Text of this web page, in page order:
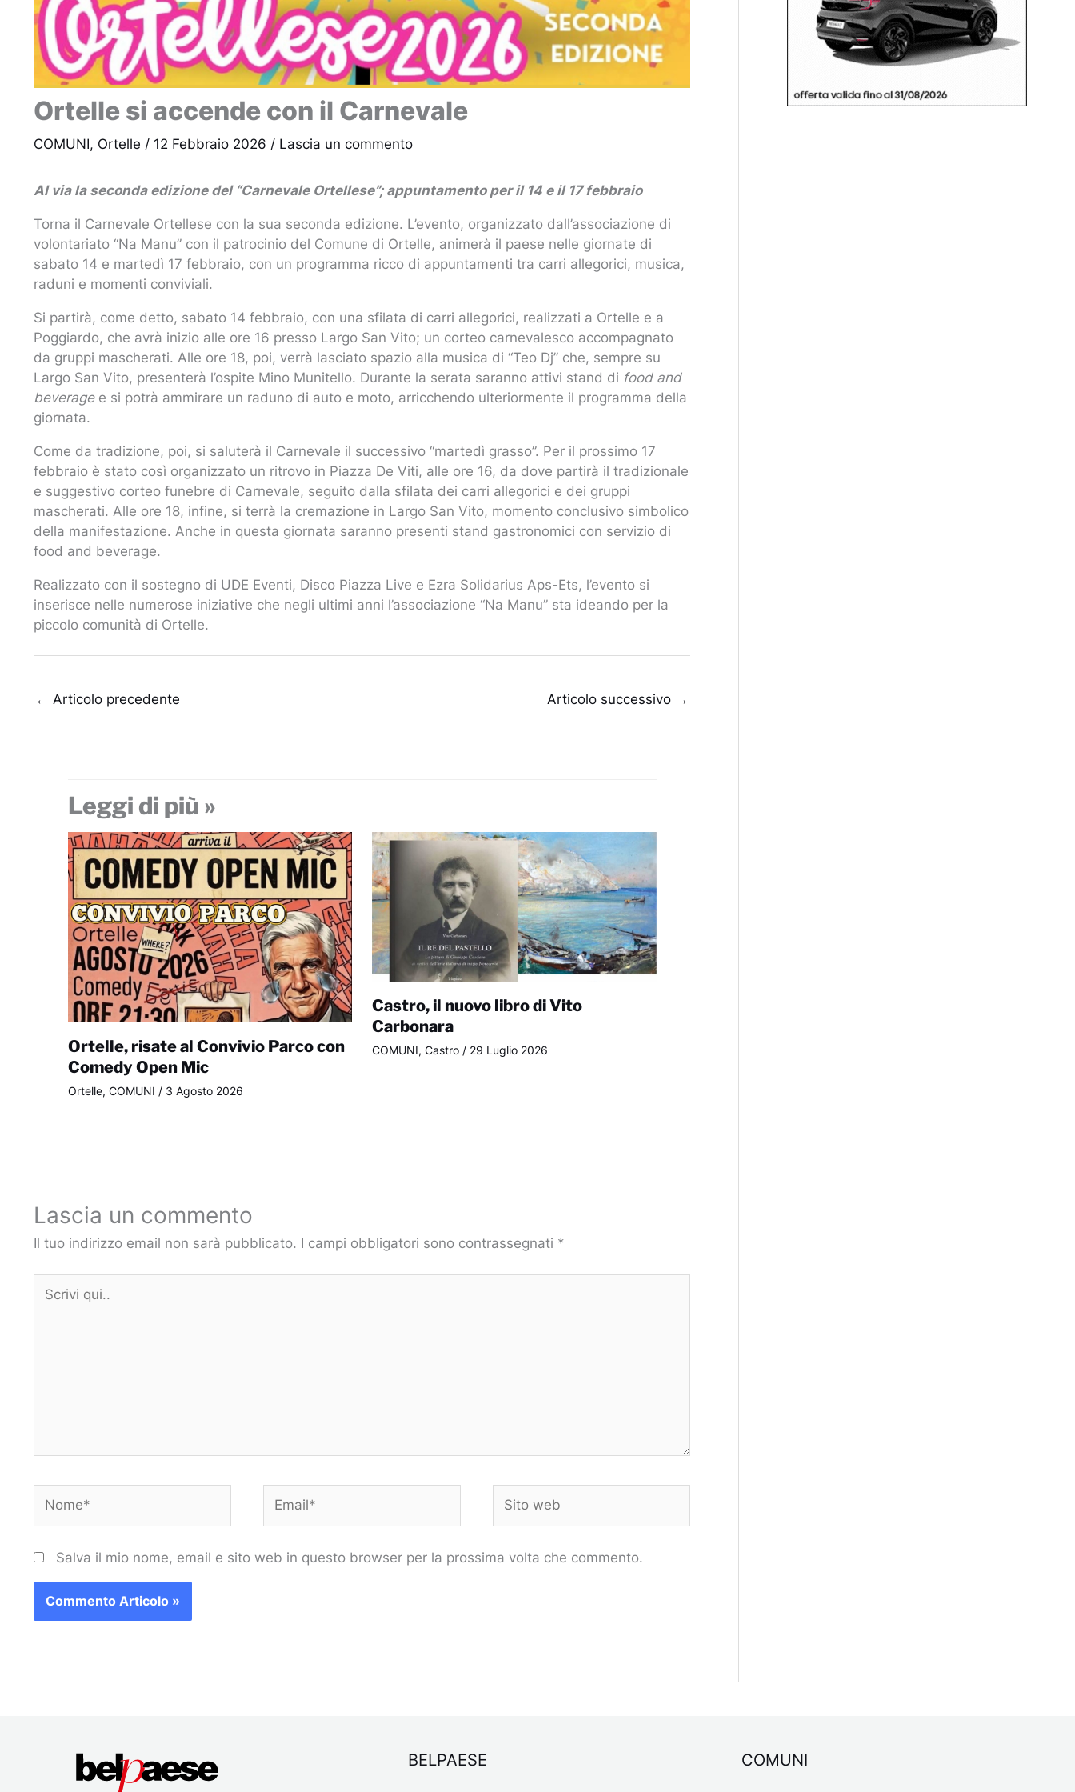
Ortelle si accende con il Carnevale
COMUNI, Ortelle / 12 Febbraio 2026 / Lascia un commento
Al via la seconda edizione del “Carnevale Ortellese”; appuntamento per il 14 e il 17 febbraio
Torna il Carnevale Ortellese con la sua seconda edizione. L’evento, organizzato dall’associazione di
volontariato “Na Manu” con il patrocinio del Comune di Ortelle, animerà il paese nelle giornate di
sabato 14 e martedì 17 febbraio, con un programma ricco di appuntamenti tra carri allegorici, musica,
raduni e momenti conviviali.
Si partirà, come detto, sabato 14 febbraio, con una sfilata di carri allegorici, realizzati a Ortelle e a
Poggiardo, che avrà inizio alle ore 16 presso Largo San Vito; un corteo carnevalesco accompagnato
da gruppi mascherati. Alle ore 18, poi, verrà lasciato spazio alla musica di “Teo Dj” che, sempre su
Largo San Vito, presenterà l’ospite Mino Munitello. Durante la serata saranno attivi stand di food and
beveragee si potrà ammirare un raduno di auto e moto, arricchendo ulteriormente il programma della
giornata.
Come da tradizione, poi, si saluterà il Carnevale il successivo “martedì grasso”. Per il prossimo 17
febbraio è stato così organizzato un ritrovo in Piazza De Viti, alle ore 16, da dove partirà il tradizionale
e suggestivo corteo funebre di Carnevale, seguito dalla sfilata dei carri allegorici e dei gruppi
mascherati. Alle ore 18, infine, si terrà la cremazione in Largo San Vito, momento conclusivo simbolico
della manifestazione. Anche in questa giornata saranno presenti stand gastronomici con servizio di
food and beverage.
Realizzato con il sostegno di UDE Eventi, Disco Piazza Live e Ezra Solidarius Aps-Ets, l’evento si
inserisce nelle numerose iniziative che negli ultimi anni l’associazione “Na Manu” sta ideando per la
piccolo comunità di Ortelle.
← Articolo precedente Articolo successivo →
Leggi di più »
Ortelle, risate al Convivio Parco con
Comedy Open Mic
Ortelle, COMUNI / 3 Agosto 2026
Castro, il nuovo libro di Vito
Carbonara
COMUNI, Castro / 29 Luglio 2026
Lascia un commento
Il tuo indirizzo email non sarà pubblicato. I campi obbligatori sono contrassegnati *
qui..
web
Salva il mio nome, email e sito web in questo browser per la prossima volta che commento.
BELPAESE COMUNI